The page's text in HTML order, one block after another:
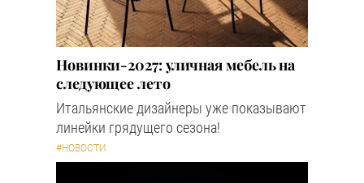
Новинки-2027: уличная мебель на
следующее лето
Итальянские дизайнеры уже показывают
линейки грядущего сезона!
#НОВОСТИ